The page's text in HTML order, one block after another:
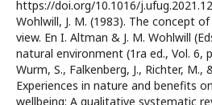
https://doi.org/10.1016/
Wohlwill, J. M. (1983). The concept
view. En I. Altman & J. M. Wohlwill
natural environment (1ra ed., Vol. 6,
Wurm, S., Falkenberg, J., Richter, M.,
Experiences in nature and benefits
wellbeing: A qualitative systematic